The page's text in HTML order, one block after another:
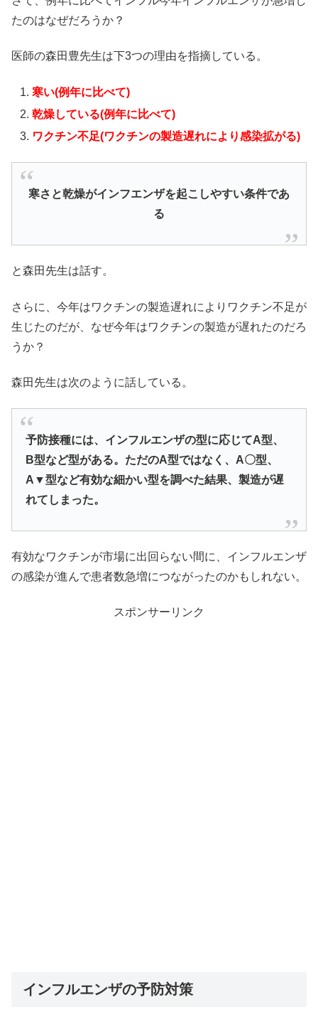
たのはなぜだろうか？
医師の森田豊先生は下3つの理由を指摘している。
寒い(例年に比べて)
乾燥している(例年に比べて)
ワクチン不足(ワクチンの製造遅れにより感染拡がる)
寒さと乾燥がインフエンザを起こしやすい条件であ
る
と森田先生は話す。
さらに、今年はワクチンの製造遅れによりワクチン不足が
生じたのだが、なぜ今年はワクチンの製造が遅れたのだろ
うか？
森田先生は次のように話している。
予防接種には、インフルエンザの型に応じてA型、
B型など型がある。ただのA型ではなく、A〇型、
A▼型など有効な細かい型を調べた結果、製造が遅
れてしまった。
有効なワクチンが市場に出回らない間に、インフルエンザ
の感染が進んで患者数急増につながったのかもしれない。
スポンサーリンク
インフルエンザの予防対策